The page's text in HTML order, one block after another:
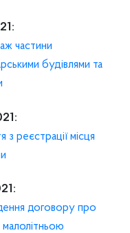
частини
будівлями та
реєстрації місця
договору про
малолітньою